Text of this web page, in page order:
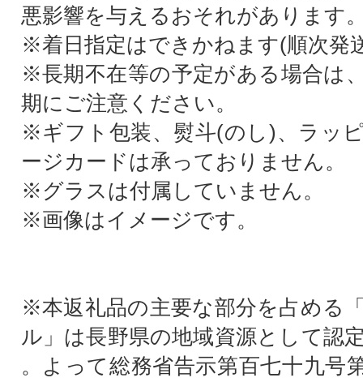
悪影響を与えるおそれがあります
※着日指定はできかねます(順次発
※長期不在等の予定がある場合は
期にご注意ください。
※ギフト包装、熨斗(のし)、ラッ
ージカードは承っておりません。
※グラスは付属していません。
※画像はイメージです。
※本返礼品の主要な部分を占める
ル」は長野県の地域資源として認
。よって総務省告示第百七十九号